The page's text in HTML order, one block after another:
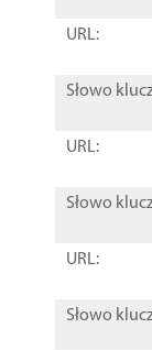
URL:
Słowo
URL:
Słowo
URL:
Słowo